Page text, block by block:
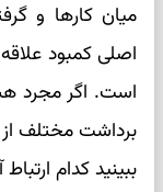
میان کارها و
اصلی کمبود
است. اگر مجرد
برداشت مختلف
ببینید کدام